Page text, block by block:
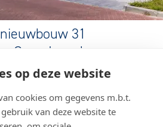
op deze website
cookies om gegevens m.b.t.
van deze website te
31
Canadezenlaan
Elkien bouwen wij 31
gebouwd en aangesloten op